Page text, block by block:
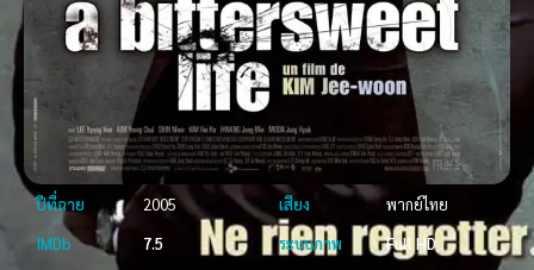
ปีที่ฉาย 2005 เสียง
พากย์ไทย
IMDb
7.5 ระบบภาพ
Full HD